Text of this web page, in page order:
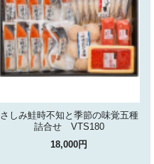
さしみ鮭時不知と季節の味覚五種
詰合せ VTS180
18,000円